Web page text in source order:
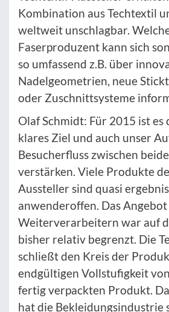
Kombination aus Techtextil
weltweit unschlagbar.
Faserproduzent kann sich
so umfassend z.B. über
Nadelgeometrien, neue
oder Zuschnittsysteme
Olaf Schmidt: Für 2015 ist es
klares Ziel und auch unser
Besucherfluss zwischen
verstärken. Viele Produkte
Aussteller sind quasi
anwenderoffen. Das Angebot
Weiterverarbeitern war auf
bisher relativ begrenzt. Die
schließt den Kreis der
endgültigen Vollstufigkeit
fertig verpackten Produkt.
hat die Bekleidungsindustrie